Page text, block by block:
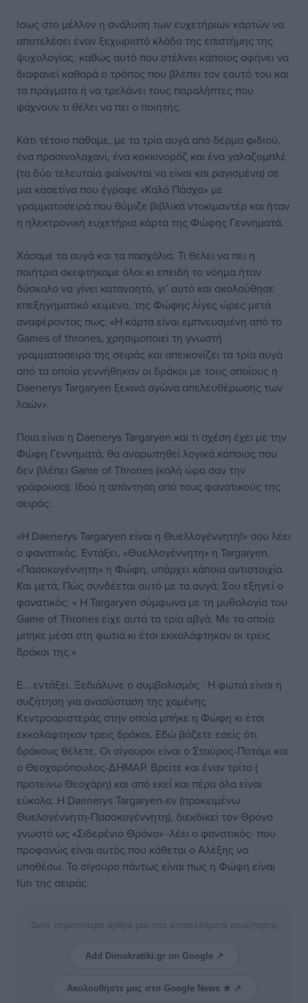
Ισως στο μέλλον η ανάλυση των ευχετήριων καρτών να
αποτελέσει έναν ξεχωριστό κλάδο της επιστήμης της
ψυχολογίας. καθώς αυτό που στέλνει κάποιος αφήνει να
διαφανεί καθαρά ο τρόπος που βλέπει τον εαυτό του και
τα πράγματα ή να τρελάνει τους παραλήπτες που
ψάχνουν τι θέλει να πει ο ποιητής.
Κάτι τέτοιο πάθαμε, με τα τρία αυγά από δέρμα φιδιού,
ένα πρασινολαχανί, ένα κοκκινορόζ και ένα γαλαζομπλέ
(τα δύο τελευταία φαίνονται να είναι και ραγισμένα) σε
μια κασετίνα που έγραφε «Καλό Πάσχα» με
γραμματοσειρά που θύμιζε βιβλικά ντοκιμαντέρ και ήταν
η ηλεκτρονική ευχετήρια κάρτα της Φώφης Γεννηματά.
Χάσαμε τα αυγά και τα πασχάλια. Τι θέλει να πει η
ποιήτρια σκεφτήκαμε όλοι κι επειδή το νόημα ήταν
δύσκολο να γίνει κατανοητό, γι’ αυτό και ακολούθησε
επεξηγηματικό κείμενο, της Φώφης λίγες ώρες μετά
αναφέροντας πως: «Η κάρτα είναι εμπνευσμένη από το
Games of thrones, χρησιμοποιεί τη γνωστή
γραμματοσειρά της σειράς και απεικονίζει τα τρία αυγά
από τα οποία γεννήθηκαν οι δράκοι με τους οποίους η
Daenerys Targaryen ξεκινά αγώνα απελευθέρωσης των
λαών».
Ποια είναι η Daenerys Targaryen και τι σχέση έχει με την
Φώφη Γεννηματά, θα αναρωτηθεί λογικά κάποιος που
δεν βλέπει Game of Thrones (καλή ώρα σαν την
γράφουσα). Ιδού η απάντηση από τους φανατικούς της
σειράς:
«Η Daenerys Targaryen είναι η Θυελλογέννητη!» σου λέει
ο φανατικός. Εντάξει, «Θυελλογέννητη» η Targaryen,
«Πασοκογέννητη» η Φώφη, υπάρχει κάποια αντιστοιχία.
Και μετά; Πώς συνδέεται αυτό με τα αυγά; Σου εξηγεί ο
φανατικός: « Η Targaryen σύμφωνα με τη μυθολογία του
Game of Thrones είχε αυτά τα τρία αβγά. Mε τα οποία
μπήκε μέσα στη φωτιά κι έτσι εκκολάφτηκαν οι τρεις
δράκοι της.»
Ε… εντάξει. Ξεδιάλυνε ο συμβολισμός : Η φωτιά είναι η
συζήτηση για ανασύσταση της χαμένης
Κεντροαριστεράς στην οποία μπήκε η Φώφη κι έτσι
εκκολάφτηκαν τρεις δράκοι. Εδώ βάζετε εσείς ότι
δράκους θέλετε. Οι σίγουροι είναι ο Σταύρος-Ποτάμι και
ο Θεοχαρόπουλος-ΔΗΜΑΡ. Βρείτε και έναν τρίτο (
προτείνω Θεοχάρη) και από εκεί και πέρα όλα είναι
εύκολα. Η Daenerys Targaryen-εν (προκειμένω
Θυελογέννητη-Πασοκογέννητη), διεκδικεί τον Θρόνο
γνωστό ως «Σιδερένιο Θρόνο» -λέει ο φανατικός- που
προφανώς είναι αυτός που κάθεται ο Αλέξης να
υποθέσω. Το σίγουρο πάντως είναι πως η Φώφη είναι
fun της σειράς.
Δείτε περισσότερα άρθρα μας στα αποτελέσματα αναζήτησης
Add Dimokratiki.gr on Google ↗
Ακολουθήστε μας στο Google News ★ ↗